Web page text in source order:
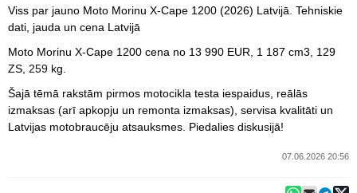
Viss par jauno Moto Morinu X-Cape 1200 (2026) Latvijā. Tehniskie
dati, jauda un cena Latvijā
Moto Morinu X-Cape 1200 cena no 13 990 EUR, 1 187 cm3, 129
ZS, 259 kg.
Šajā tēmā rakstām pirmos motocikla testa iespaidus, reālās
izmaksas (arī apkopju un remonta izmaksas), servisa kvalitāti un
Latvijas motobraucēju atsauksmes. Piedalies diskusijā!
07.06.2026 20:56